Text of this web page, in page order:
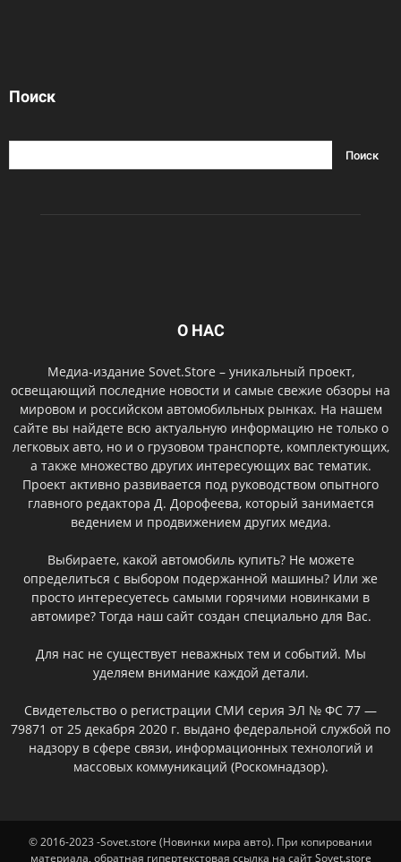
Поиск
О НАС
Медиа-издание Sovet.Store – уникальный проект,
освещающий последние новости и самые свежие обзоры на
мировом и российском автомобильных рынках. На нашем
сайте вы найдете всю актуальную информацию не только о
легковых авто, но и о грузовом транспорте, комплектующих,
а также множество других интересующих вас тематик.
Проект активно развивается под руководством опытного
главного редактора Д. Дорофеева, который занимается
ведением и продвижением других медиа.
Выбираете, какой автомобиль купить? Не можете
определиться с выбором подержанной машины? Или же
просто интересуетесь самыми горячими новинками в
автомире? Тогда наш сайт создан специально для Вас.
Для нас не существует неважных тем и событий. Мы
уделяем внимание каждой детали.
Свидетельство о регистрации СМИ серия ЭЛ № ФС 77 —
79871 от 25 декабря 2020 г. выдано федеральной службой по
надзору в сфере связи, информационных технологий и
массовых коммуникаций (Роскомнадзор).
© 2016-2023 -Sovet.store (Новинки мира авто). При копировании
материала, обратная гипертекстовая ссылка на сайт Sovet.store